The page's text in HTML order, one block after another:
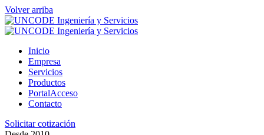
Volver arriba
Inicio
Empresa
Servicios
Productos
PortalAcceso
Contacto
Solicitar cotización